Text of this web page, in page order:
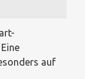
auf